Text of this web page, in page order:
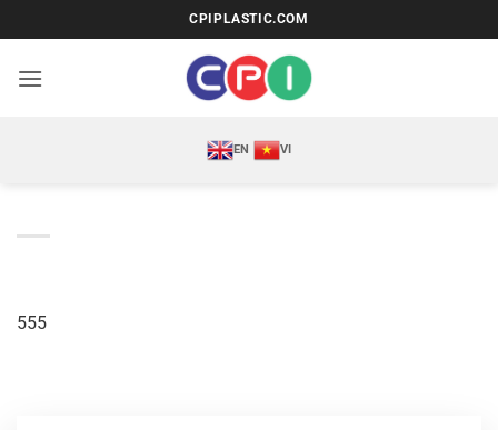
qua
nội
CPIPLASTIC.COM
EN VI
555